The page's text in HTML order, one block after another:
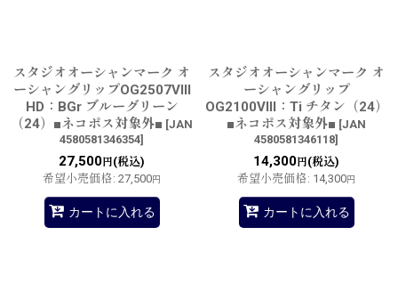
スタジオオーシャンマーク オ
ーシャングリップOG2507VIII
HD：BGr ブルーグリーン
（24）■ネコポス対象外■ [JAN
4580581346354]
27,500 円(税込)
希望小売価格: 27,500円
カートに入れる
スタジオオーシャンマーク オ
ーシャングリップ
OG2100VIII：Ti チタン（24）
■ネコポス対象外■ [JAN
4580581346118]
14,300 円(税込)
希望小売価格: 14,300円
カートに入れる